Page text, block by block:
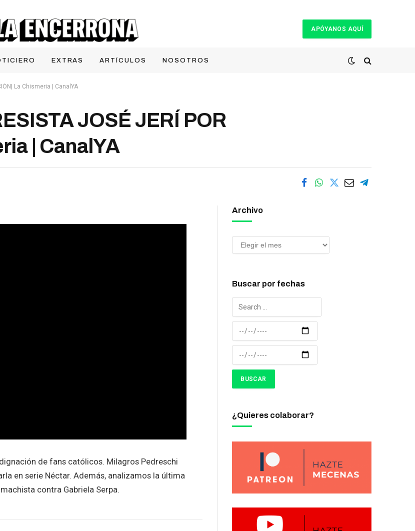
APÓYANOS AQUÍ
EXTRAS ARTÍCULOS NOSOTROS
La Chismeria | CanalYA
JOSÉ JERÍ POR
| CanalYA
de fans católicos. Milagros Pedreschi
en serie Néctar. Además, analizamos la última
contra Gabriela Serpa.
Archivo
Buscar por fechas
¿Quieres colaborar?